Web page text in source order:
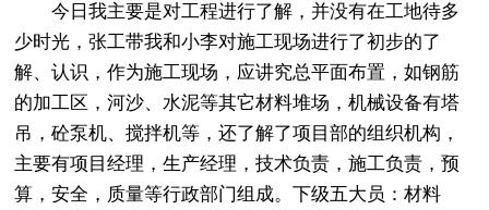
今日我主要是对工程进行了解，并没有在工地待多
少时光，张工带我和小李对施工现场进行了初步的了
解、认识，作为施工现场，应讲究总平面布置，如钢筋
的加工区，河沙、水泥等其它材料堆场，机械设备有塔
吊，砼泵机、搅拌机等，还了解了项目部的组织机构，
主要有项目经理，生产经理，技术负责，施工负责，预
算，安全，质量等行政部门组成。下级五大员：材料